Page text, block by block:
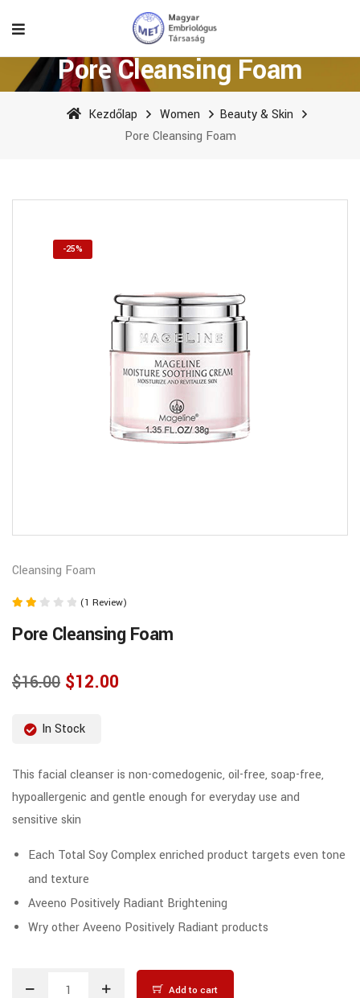
Pore Cleansing Foam
Kezdőlap Women
Beauty & Skin
Pore Cleansing Foam
-25%
Cleansing Foam
2.00
out of
(1 Review)
Pore Cleansing Foam
$16.00 $12.00
In Stock
This facial cleanser is non-comedogenic, oil-free, soap-free,
hypoallergenic and gentle enough for everyday use and
sensitive skin
Each Total Soy Complex enriched product targets even tone
and texture
Aveeno Positively Radiant Brightening
Wry other Aveeno Positively Radiant products
Add to cart